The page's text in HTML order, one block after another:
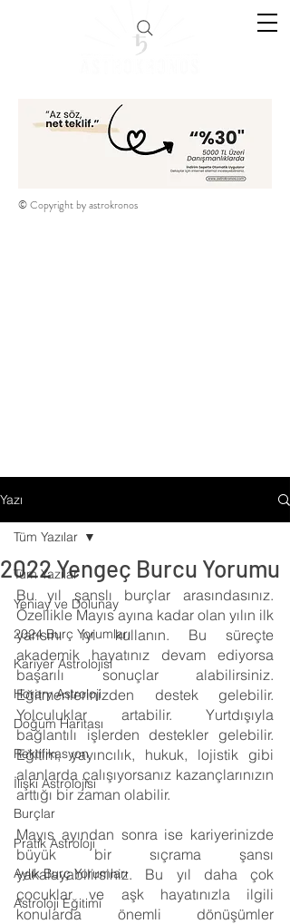
© Copyright by astrokronos
Yazı
Tüm Yazılar
Yeniay ve Dolunay
2024 Burç Yorumları
Kariyer Astrolojisi
Horary Astroloji
Doğum Haritası
Rektifikasyon
İlişki Astrolojisi
Burçlar
Pratik Astroloji
Aylık Burç Yorumları
Astroloji Eğitimi
Tüm Yazılar
2022 Yengeç Burcu Yorumu
Bu yıl şanslı burçlar arasındasınız.
Özellikle Mayıs ayına kadar olan yılın ilk
yarısını iyi kullanın. Bu süreçte
akademik hayatınız devam ediyorsa
başarılı sonuçlar alabilirsiniz.
Eğitmenlerinizden destek gelebilir.
Yolculuklar artabilir. Yurtdışıyla
bağlantılı işlerden destekler gelebilir.
Eğitim, yayıncılık, hukuk, lojistik gibi
alanlarda çalışıyorsanız kazançlarınızın
arttığı bir zaman olabilir.
Mayıs ayından sonra ise kariyerinizde
büyük bir sıçrama şansı
yakalayabilirsiniz. Bu yıl daha çok
çocuklar ve aşk hayatınızla ilgili
konularda önemli dönüşümler